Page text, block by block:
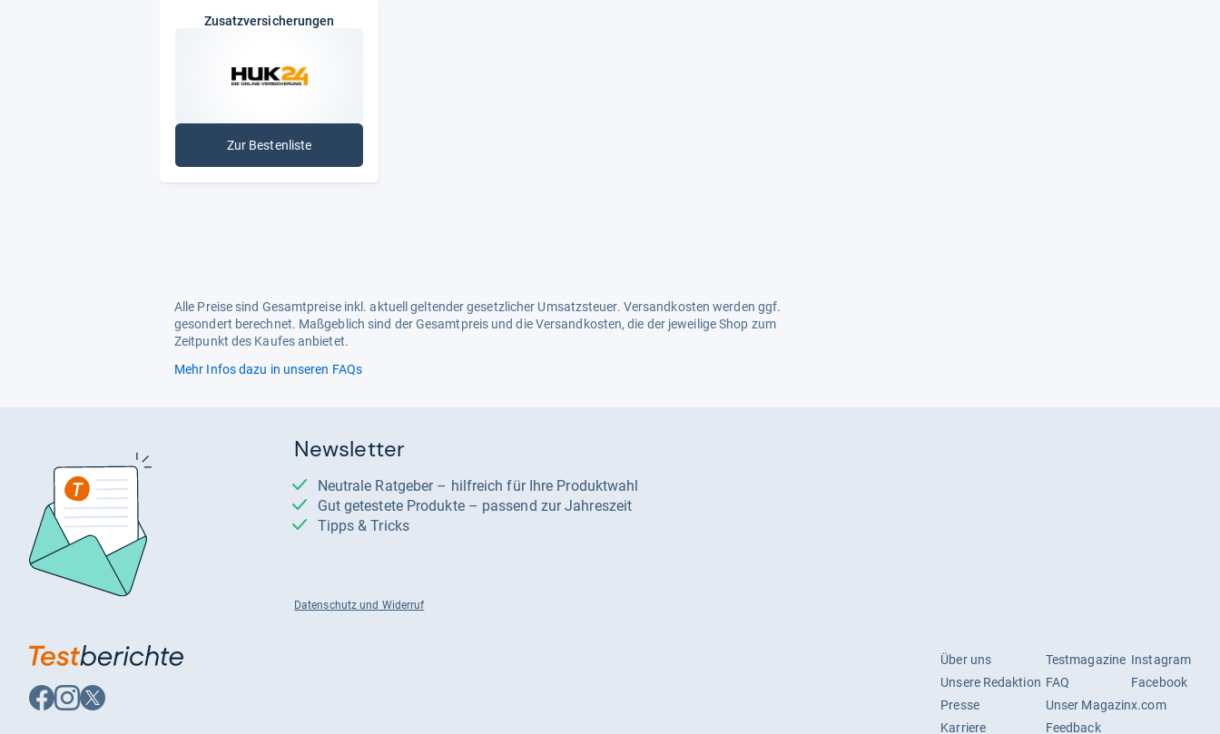
Zusatzversicherungen
Zur Bestenliste: Zusatzversicherungen
Alle Preise sind Gesamtpreise inkl. aktuell geltender gesetzlicher Umsatzsteuer. Versandkosten werden ggf.
gesondert berechnet. Maßgeblich sind der Gesamtpreis und die Versandkosten, die der jeweilige Shop zum
Zeitpunkt des Kaufes anbietet.
Mehr Infos dazu in unseren FAQs
Newsletter
Neutrale Ratgeber – hilfreich für Ihre Produktwahl
Gut getestete Produkte – passend zur Jahreszeit
Tipps & Tricks
Datenschutz und Widerruf
Auf
Facebook
Auf
Instagram
Auf
X
Über uns
Unsere Redaktion
Presse
Karriere
Testmagazine
FAQ
Unser Magazin
Feedback
Instagram
Facebook
x.com